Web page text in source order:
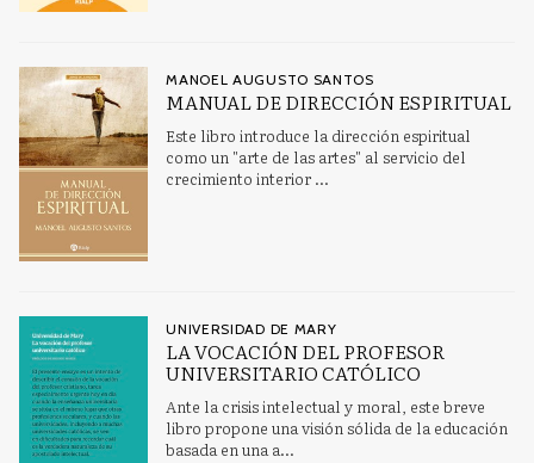
MANOEL AUGUSTO SANTOS
MANUAL DE DIRECCIÓN ESPIRITUAL
Este libro introduce la dirección espiritual
como un "arte de las artes" al servicio del
crecimiento interior ...
UNIVERSIDAD DE MARY
LA VOCACIÓN DEL PROFESOR
UNIVERSITARIO CATÓLICO
Ante la crisis intelectual y moral, este breve
libro propone una visión sólida de la educación
basada en una a...